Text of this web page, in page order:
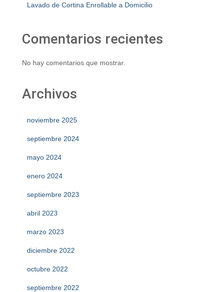
Lavado de Cortina Enrollable a Domicilio
Comentarios recientes
No hay comentarios que mostrar.
Archivos
noviembre 2025
septiembre 2024
mayo 2024
enero 2024
septiembre 2023
abril 2023
marzo 2023
diciembre 2022
octubre 2022
septiembre 2022